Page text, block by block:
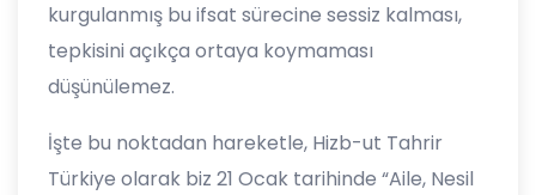
kurgulanmış bu ifsat sürecine sessiz kalması,
tepkisini açıkça ortaya koymaması
düşünülemez.
İşte bu noktadan hareketle, Hizb-ut Tahrir
Türkiye olarak biz 21 Ocak tarihinde “Aile, Nesil